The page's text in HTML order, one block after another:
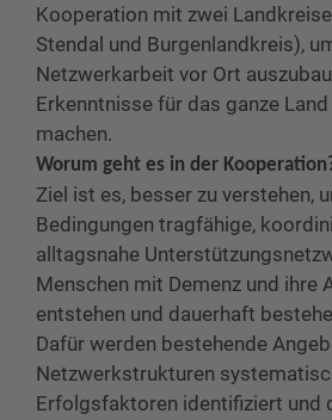
Kooperation mit zwei
Stendal und Burgenlandkreis),
Netzwerkarbeit vor Ort
Erkenntnisse für das ganze
machen.
Worum geht es in der
Ziel ist es, besser zu verstehen,
Bedingungen tragfähige,
alltagsnahe
Menschen mit Demenz und ihre
entstehen und dauerhaft
Dafür werden bestehende
Netzwerkstrukturen
Erfolgsfaktoren identifiziert und